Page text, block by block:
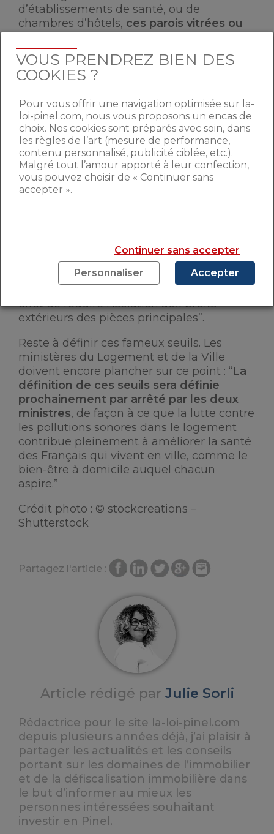
d’établissements de santé, ou de
chambres d’hôtels, ces parois vitrées ou
performances acoustiques supérieures à
un certain seuil”.
DES PRÉCISIONS À
APPORTER
Dans le même esprit, “Lorsque ces travaux
comprennent la réfection d’une toiture
donnant directement sur des pièces
supérieures à un certain seuil” , tout
comme s’ils portent sur “l’isolation
thermique de parois opaques donnant sur
effet de réduire l’isolation aux bruits
extérieurs des pièces principales”.
Reste à définir ces fameux seuils. Les
ministères du Logement et de la Ville
doivent encore plancher sur ce point : “La
définition de ces seuils sera définie
prochainement par arrêté par les deux
ministres, de façon à ce que la lutte contre
les pollutions sonores dans le logement
contribue pleinement à améliorer la santé
des Français qui vivent en ville, comme le
bien-être à domicile auquel chacun
aspire.”
Crédit photo : © stockcreations –
Shutterstock
Partagez l'article :
Article rédigé par Julie Sorli
Rédactrice pour le site la-loi-pinel.com
depuis plusieurs années déjà, j’ai plaisir à
partager les actualités et les conseils
portant sur les domaines de l’immobilier
et de la défiscalisation immobilière dans
le but d’informer au mieux les
personnes intéressées souhaitant
investir en Pinel.
VOUS PRENDREZ BIEN DES
COOKIES ?
Pour vous offrir une navigation optimisée sur la-
loi-pinel.com, nous vous proposons un encas de
choix. Nos cookies sont préparés avec soin, dans
les règles de l’art (mesure de performance,
contenu personnalisé, publicité ciblée, etc.).
Malgré tout l’amour apporté à leur confection,
vous pouvez choisir de « Continuer sans
accepter ».
Continuer sans accepter
Personnaliser
Accepter